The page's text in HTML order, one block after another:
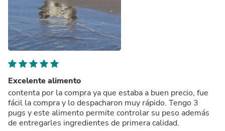
Excelente alimento
contenta por la compra ya que estaba a buen precio, fue
fácil la compra y lo despacharon muy rápido. Tengo 3
pugs y este alimento permite controlar su peso además
de entregarles ingredientes de primera calidad.